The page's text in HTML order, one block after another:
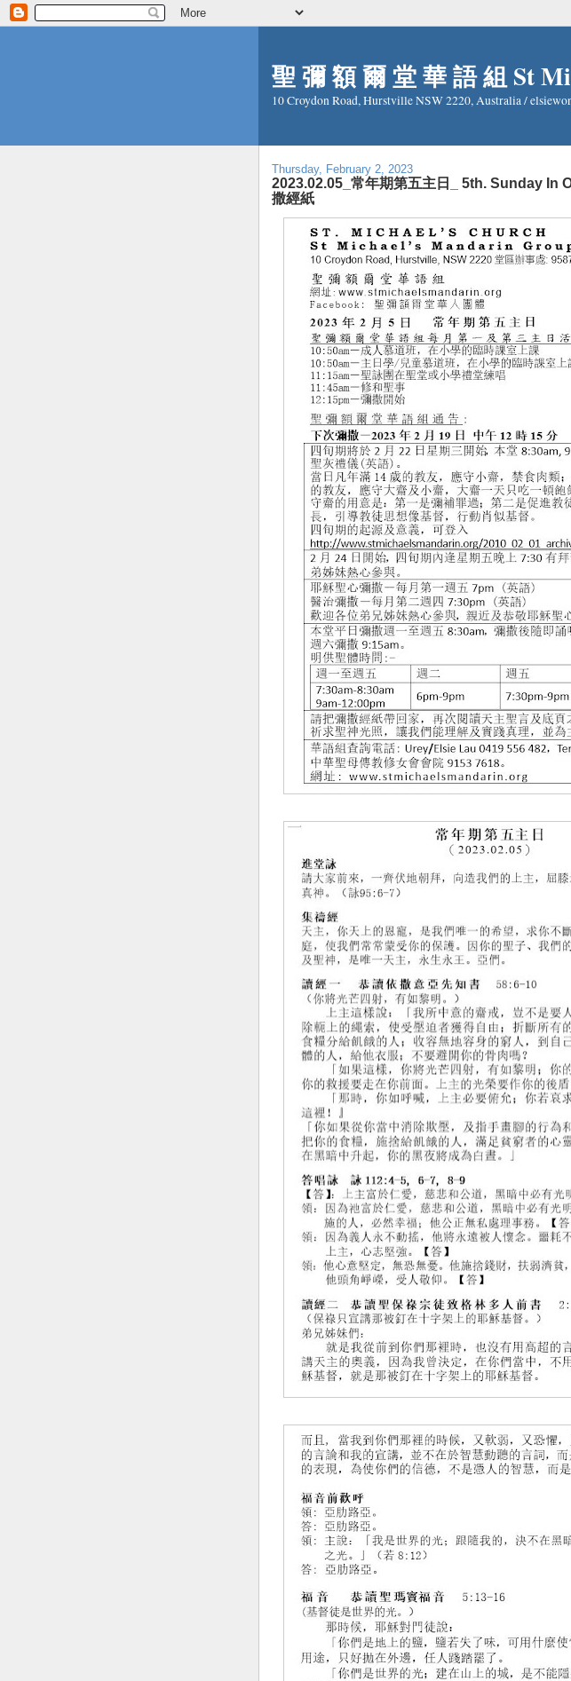
聖 彌 額 爾 堂 華 語 組 St
10 Croydon Road, Hurstville NSW 2220, Australia /
Thursday, February 2, 2023
2023.02.05_常年期第五主日_ 5th. Sunday In
撒經紙